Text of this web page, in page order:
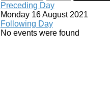
Preceding Day
Monday 16 August 2021
Following Day
No events were found